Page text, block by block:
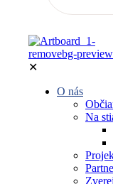
✕
O nás
Na